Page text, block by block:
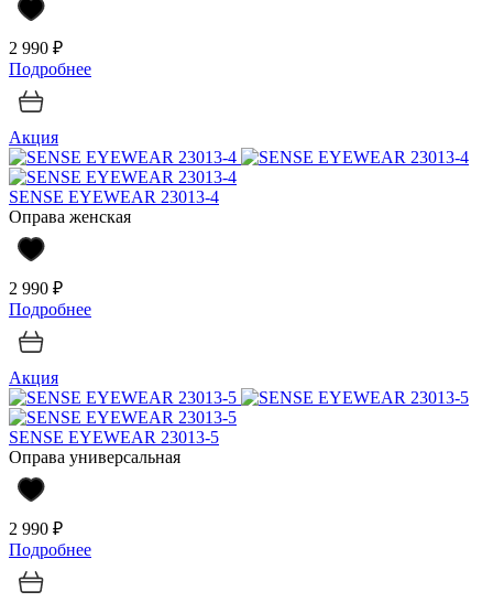
2 990 ₽
Подробнее
Акция
SENSE EYEWEAR 23013-4
Оправа женская
2 990 ₽
Подробнее
Акция
SENSE EYEWEAR 23013-5
Оправа универсальная
2 990 ₽
Подробнее